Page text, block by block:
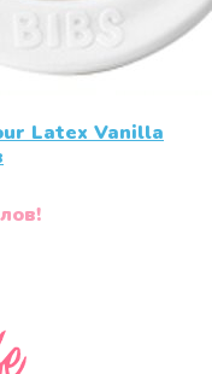
Latex Vanilla